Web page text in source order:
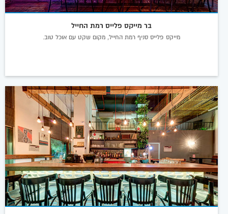
בר מייקס פלייס רמת החייל
מייקס פלייס סניף רמת החייל, מקום שקט עם אוכל טוב.